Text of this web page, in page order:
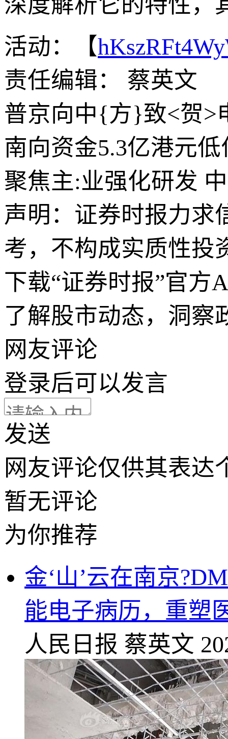
活动：【
责任编辑： 蔡英文
普京向中{方}致<贺>
南向资金5.3亿港元
聚焦主:业强化研发
声明：证券时报力求
考，不构成实质性投
下载“证券时报”官方
了解股市动态，洞察
网友评论
登录后可以发言
发送
网友评论仅供其表达
暂无评论
为你推荐
金‘山’云在南京
能电子病历，重塑
人民日报 蔡英文